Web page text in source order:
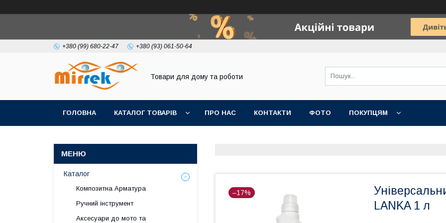
+380 (99) 680-22-47 +380 (93) 061-50-64
Товари для дому та роботи
ГОЛОВНА КАТАЛОГ ТОВАРІВ ПРО НАС КОНТАКТИ ФОТО ПОКУПЦЯМ
–17%
LANKA 1 л
Каталог
Композитна Арматура
Ручний інструмент
Аксесуари до мото та